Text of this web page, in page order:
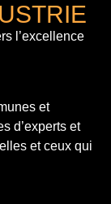
l’excellence
et
d’experts et
et ceux qui